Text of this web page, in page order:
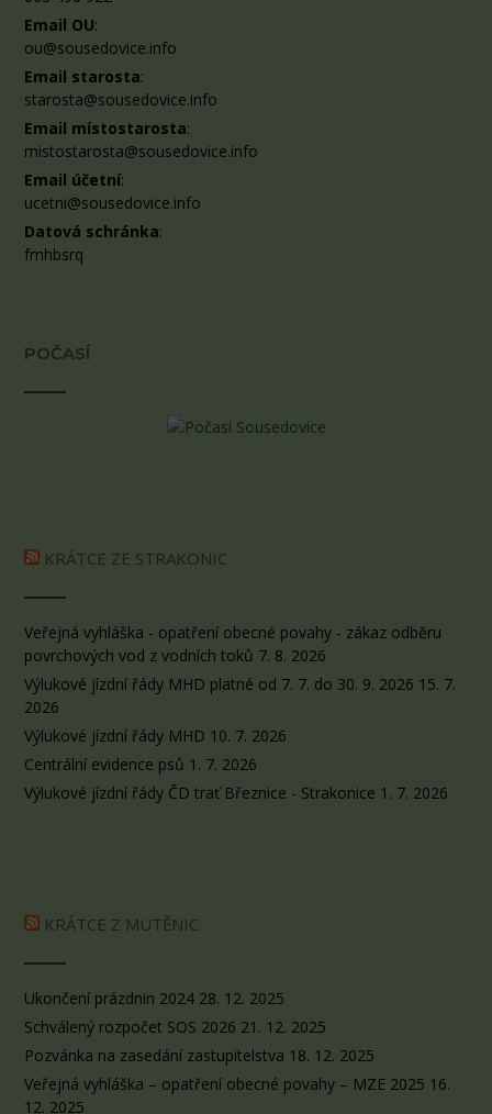
Email OU:
ou@sousedovice.info
Email starosta:
starosta@sousedovice.info
Email místostarosta:
mistostarosta@sousedovice.info
Email účetní:
ucetni@sousedovice.info
Datová schránka:
fmhbsrq
POČASÍ
KRÁTCE ZE STRAKONIC
Veřejná vyhláška - opatření obecné povahy - zákaz odběru
povrchových vod z vodních toků 7. 8. 2026
Výlukové jízdní řády MHD platné od 7. 7. do 30. 9. 2026 15. 7.
2026
Výlukové jízdní řády MHD 10. 7. 2026
Centrální evidence psů 1. 7. 2026
Výlukové jízdní řády ČD trať Březnice - Strakonice 1. 7. 2026
KRÁTCE Z MUTĚNIC
Ukončení prázdnin 2024 28. 12. 2025
Schválený rozpočet SOS 2026 21. 12. 2025
Pozvánka na zasedání zastupitelstva 18. 12. 2025
Veřejná vyhláška – opatření obecné povahy – MZE 2025 16.
12. 2025